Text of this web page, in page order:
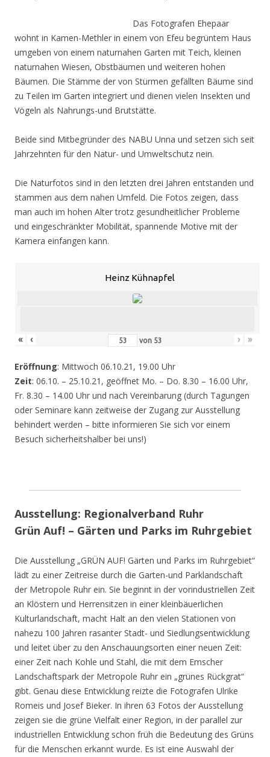
Das Fotografen Ehepaar
wohnt in Kamen-Methler in einem von Efeu begrüntem Haus
umgeben von einem naturnahen Garten mit Teich, kleinen
naturnahen Wiesen, Obstbäumen und weiteren hohen
Bäumen. Die Stämme der von Stürmen gefällten Bäume sind
zu Teilen im Garten integriert und dienen vielen Insekten und
Vögeln als Nahrungs-und Brutstätte.
Beide sind Mitbegründer des NABU Unna und setzen sich seit
Jahrzehnten für den Natur- und Umweltschutz nein.
Die Naturfotos sind in den letzten drei Jahren entstanden und
stammen aus dem nahen Umfeld. Die Fotos zeigen, dass
man auch im hohen Alter trotz gesundheitlicher Probleme
und eingeschränkter Mobilität, spannende Motive mit der
Kamera einfangen kann.
Heinz Kühnapfel
« ‹ von 53 › »
Eröffnung: Mittwoch 06.10.21, 19.00 Uhr
Zeit: 06.10. – 25.10.21, geöffnet Mo. – Do. 8.30 – 16.00 Uhr,
Fr. 8.30 – 14.00 Uhr und nach Vereinbarung (durch Tagungen
oder Seminare kann zeitweise der Zugang zur Ausstellung
behindert werden – bitte informieren Sie sich vor einem
Besuch sicherheitshalber bei uns!)
Ausstellung: Regionalverband Ruhr
Grün Auf! – Gärten und Parks im Ruhrgebiet
Die Ausstellung „GRÜN AUF! Gärten und Parks im Ruhrgebiet“
lädt zu einer Zeitreise durch die Garten-und Parklandschaft
der Metropole Ruhr ein. Sie beginnt in der vorindustriellen Zeit
an Klöstern und Herrensitzen in einer kleinbäuerlichen
Kulturlandschaft, macht Halt an den vielen Stationen von
nahezu 100 Jahren rasanter Stadt- und Siedlungsentwicklung
und leitet über zu den Anschauungsorten einer neuen Zeit:
einer Zeit nach Kohle und Stahl, die mit dem Emscher
Landschaftspark der Metropole Ruhr ein „grünes Rückgrat“
gibt. Genau diese Entwicklung reizte die Fotografen Ulrike
Romeis und Josef Bieker. In ihren 63 Fotos der Ausstellung
zeigen sie die grüne Vielfalt einer Region, in der parallel zur
industriellen Entwicklung schon früh die Bedeutung des Grüns
für die Menschen erkannt wurde. Es ist eine Auswahl der